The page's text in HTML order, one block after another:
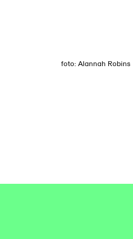
foto: Alannah Robins